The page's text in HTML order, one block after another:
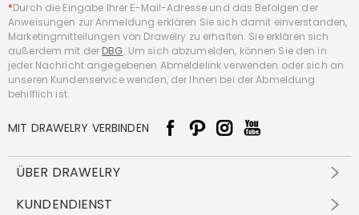
*Durch die Eingabe Ihrer E-Mail-Adresse und das Befolgen der
Anweisungen zur Anmeldung erklären Sie sich damit einverstanden,
Marketingmitteilungen von Drawelry zu erhalten. Sie erklären sich
außerdem mit der DBG. Um sich abzumelden, können Sie den in
jeder Nachricht angegebenen Abmeldelink verwenden oder sich an
unseren Kundenservice wenden, der Ihnen bei der Abmeldung
behilflich ist.
MIT DRAWELRY VERBINDEN
ÜBER DRAWELRY
Über Uns
KUNDENDIENST